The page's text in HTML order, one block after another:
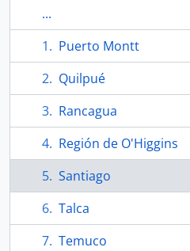
...
Puerto Montt
Quilpué
Rancagua
Región de O'Higgins
Santiago
Talca
Temuco